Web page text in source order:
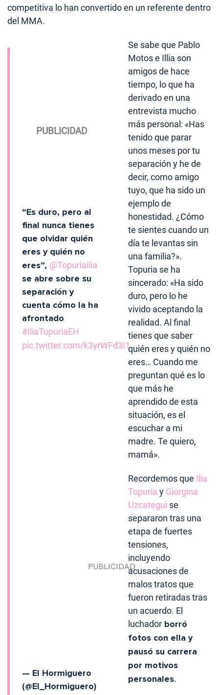
competitiva lo han convertido en un referente dentro
del MMA.
“Es duro, pero al
final nunca tienes
que olvidar quién
eres y quién no
eres”, @Topuriailia
se abre sobre su
separación y
cuenta cómo la ha
afrontado
#IliaTopuriaEH
pic.twitter.com/k3yrWFd3I1
— El Hormiguero
(@El_Hormiguero)
Se sabe que Pablo
Motos e Illia son
amigos de hace
tiempo, lo que ha
derivado en una
entrevista mucho
más personal: «Has
tenido que parar
unos meses por tu
separación y he de
decir, como amigo
tuyo, que ha sido un
ejemplo de
honestidad. ¿Cómo
te sientes cuando un
día te levantas sin
una familia?».
Topuria se ha
sincerado: «Ha sido
duro, pero lo he
vivido aceptando la
realidad. Al final
tienes que saber
quién eres y quién no
eres… Cuando me
preguntan qué es lo
que más he
aprendido de esta
situación, es el
escuchar a mi
madre. Te quiero,
mamá».
Recordemos que Ilia
Topuria y Giorgina
Uzcategui se
separaron tras una
etapa de fuertes
tensiones,
incluyendo
acusaciones de
malos tratos que
fueron retiradas tras
un acuerdo. El
luchador borró
fotos con ella y
pausó su carrera
por motivos
personales.